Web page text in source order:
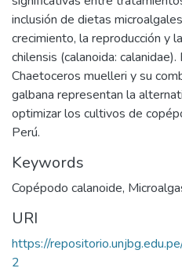
inclusión de dietas
crecimiento, la reproducción y
chilensis (calanoida:
Chaetoceros muelleri y su
galbana representan la
optimizar los cultivos de
Perú.
Keywords
Copépodo calanoide,
URI
https://
2